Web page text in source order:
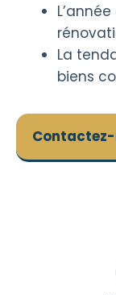
La
biens